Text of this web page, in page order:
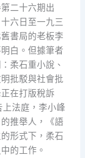
二十六期出
六日至一九三
書局的老板李
白。但據筆者
柔石重小說、
批駁與社會批
在打版稅訴
法庭，李小峰
推舉人，《語
形式下，柔石
的工作。